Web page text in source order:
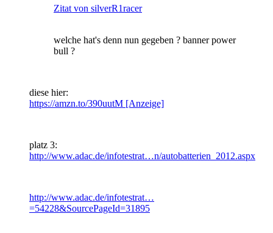
Zitat von silverR1racer
welche hat's denn nun gegeben ? banner power
bull ?
diese hier:
https://amzn.to/390uutM [Anzeige]
platz 3:
http://www.adac.de/infotestrat…n/autobatterien_2012.aspx
http://www.adac.de/infotestrat…
=54228&SourcePageId=31895